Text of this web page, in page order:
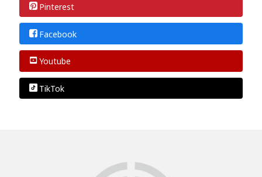
Pinterest
Facebook
Youtube
TikTok